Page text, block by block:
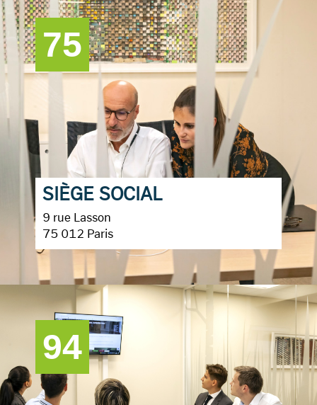
75
SIÈGE SOCIAL
9 rue Lasson
75 012 Paris
94